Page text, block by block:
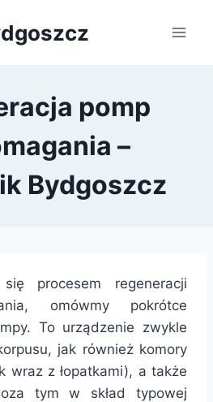
pomp
–
Bydgoszcz
procesem regeneracji
omówmy pokrótce
To urządzenie zwykle
jak również komory
wraz z łopatkami), a także
tym w skład typowej